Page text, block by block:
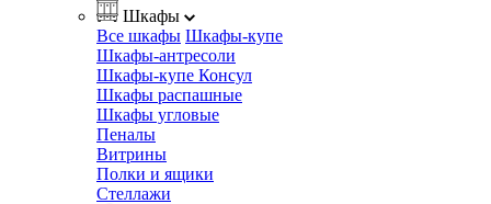
Шкафы
Все шкафы Шкафы-купе
Шкафы-антресоли
Шкафы-купе Консул
Шкафы распашные
Шкафы угловые
Пеналы
Витрины
Полки и ящики
Стеллажи